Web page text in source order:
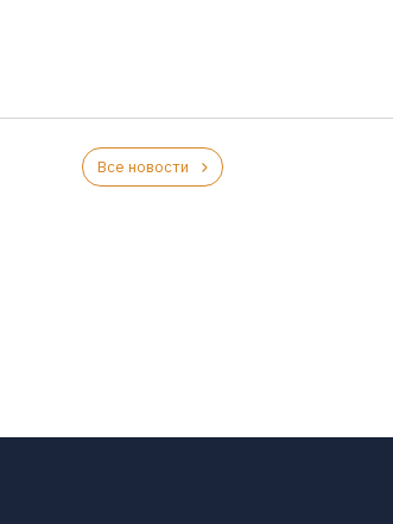
Все новости